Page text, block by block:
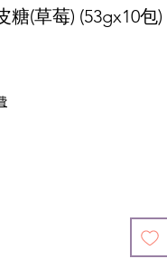
(草莓) (53gx10包)